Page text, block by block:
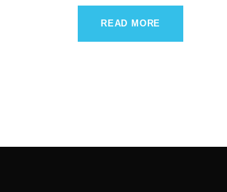
READ MORE